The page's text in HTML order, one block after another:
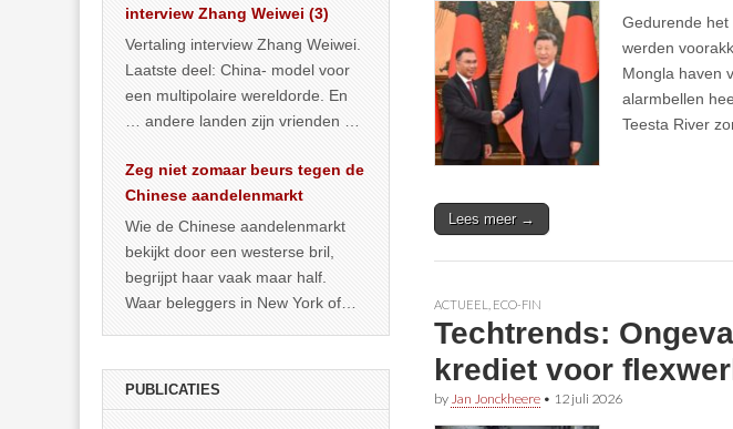
Gedurende het
werden
Mongla haven
alarmbellen
Teesta River
Lees meer →
ACTUEEL ECO-FIN
Techtrends:
krediet voor
by Jan Jonckheere • 12 juli 2026
interview Zhang Weiwei (3)
Vertaling interview Zhang Weiwei.
Laatste deel: China- model voor
een multipolaire wereldorde. En
… andere landen zijn vrienden of
Zeg niet zomaar beurs tegen de
Chinese aandelenmarkt
Wie de Chinese aandelenmarkt
bekijkt door een westerse bril,
begrijpt haar vaak maar half.
Waar beleggers in New York of
PUBLICATIES